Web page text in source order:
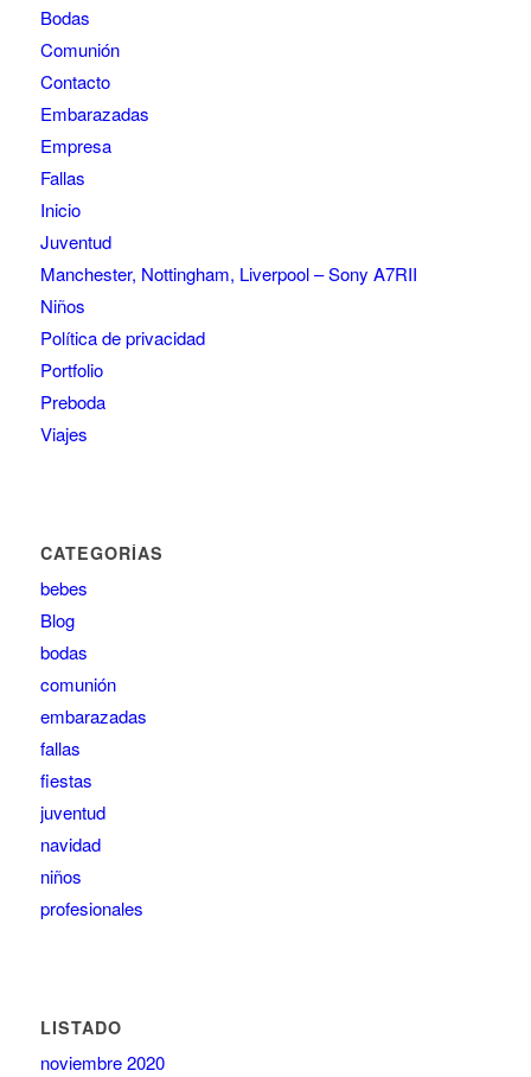
Bodas
Comunión
Contacto
Embarazadas
Empresa
Fallas
Inicio
Juventud
Manchester, Nottingham, Liverpool – Sony A7RII
Niños
Política de privacidad
Portfolio
Preboda
Viajes
CATEGORÍAS
bebes
Blog
bodas
comunión
embarazadas
fallas
fiestas
juventud
navidad
niños
profesionales
LISTADO
noviembre 2020